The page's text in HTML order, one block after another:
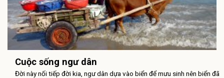
Cuộc sống ngư dân
Đời này nối tiếp đời kia, ngư dân dựa vào biển để mưu sinh nên biển đã